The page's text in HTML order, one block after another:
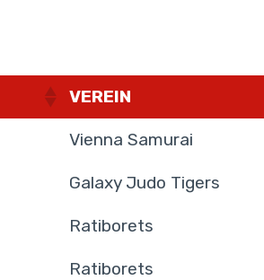
VEREIN
Vienna Samurai
Galaxy Judo Tigers
Ratiborets
Ratiborets